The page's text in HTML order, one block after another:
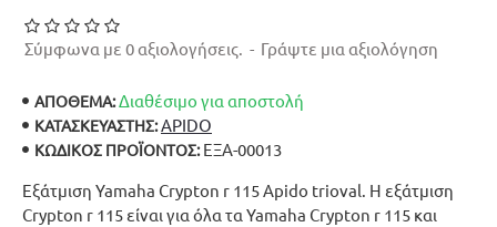
Εξάτμιση Yamaha Crypton r 115 Apido trioval. Η εξάτμιση
Crypton r 115 είναι για όλα τα Yamaha Crypton r 115 και
ΑΠΟΘΕΜΑ:Διαθέσιμο για αποστολή
ΚΑΤΑΣΚΕΥΑΣΤΉΣ:APIDO
ΚΩΔΙΚΌΣ ΠΡΟΪΌΝΤΟΣ: ΕΞΑ-00013
Σύμφωνα με 0 αξιολογήσεις. - Γράψτε μια αξιολόγηση